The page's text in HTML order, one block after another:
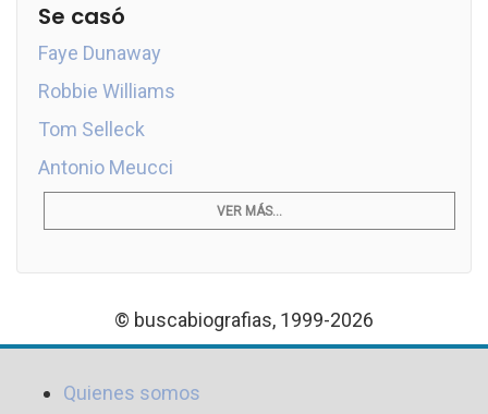
Se casó
Faye Dunaway
Robbie Williams
Tom Selleck
Antonio Meucci
VER MÁS...
© buscabiografias, 1999-2026
Quienes somos